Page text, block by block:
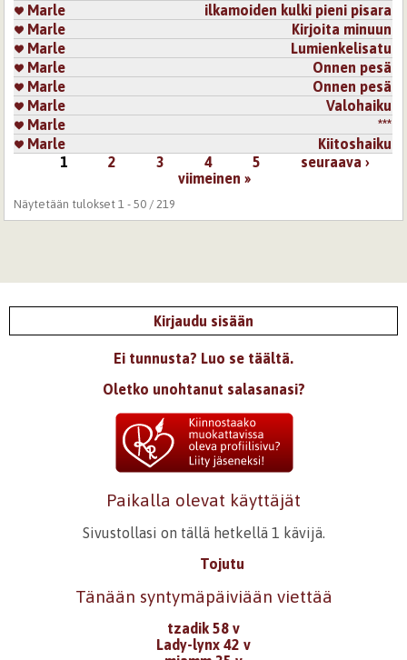
Marle
ilkamoiden kulki pieni pisara
Marle
Kirjoita minuun
Marle
Lumienkelisatu
Marle
Onnen pesä
Marle
Onnen pesä
Marle
Valohaiku
Marle
***
Marle
Kiitoshaiku
1 2 3 4 5
seuraava ›
viimeinen »
Näytetään tulokset 1 - 50 / 219
Kirjaudu sisään
Ei tunnusta? Luo se täältä.
Oletko unohtanut salasanasi?
Paikalla olevat käyttäjät
Sivustollasi on tällä hetkellä 1 kävijä.
Tojutu
Tänään syntymäpäiviään viettää
tzadik 58 v
Lady-lynx 42 v